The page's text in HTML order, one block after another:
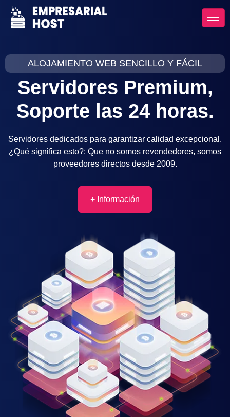
ALOJAMIENTO WEB SENCILLO Y FÁCIL
Servidores Premium,
Soporte las 24 horas.
Servidores dedicados para garantizar calidad excepcional.
¿Qué significa esto?: Que no somos revendedores, somos
proveedores directos desde 2009.
+ Información